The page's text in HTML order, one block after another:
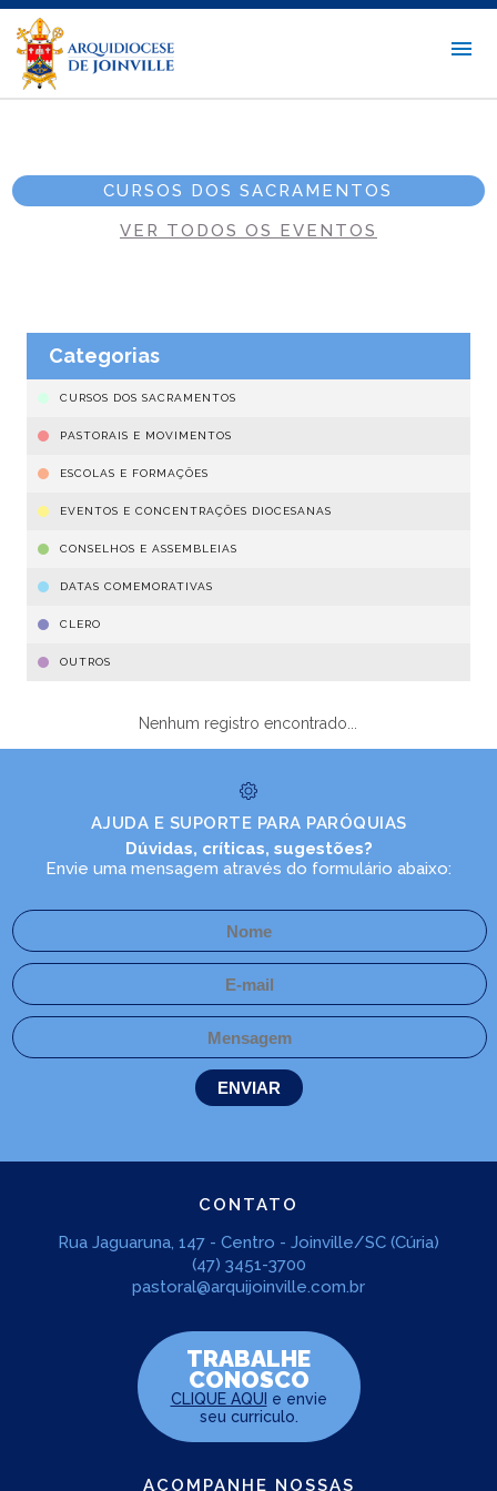
CURSOS DOS SACRAMENTOS
VER TODOS OS EVENTOS
Categorias
CURSOS DOS SACRAMENTOS
PASTORAIS E MOVIMENTOS
ESCOLAS E FORMAÇÕES
EVENTOS E CONCENTRAÇÕES DIOCESANAS
CONSELHOS E ASSEMBLEIAS
DATAS COMEMORATIVAS
CLERO
OUTROS
Nenhum registro encontrado...
AJUDA E SUPORTE PARA PARÓQUIAS
Dúvidas, críticas, sugestões?
Envie uma mensagem através do formulário abaixo:
CONTATO
Rua Jaguaruna, 147 - Centro - Joinville/SC (Cúria)
(47) 3451-3700
pastoral@arquijoinville.com.br
TRABALHE
CONOSCO
CLIQUE AQUI e envie
seu curriculo.
ACOMPANHE NOSSAS